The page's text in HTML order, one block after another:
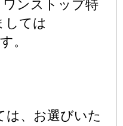
ワンストップ特
しては
。
は、お選びいた